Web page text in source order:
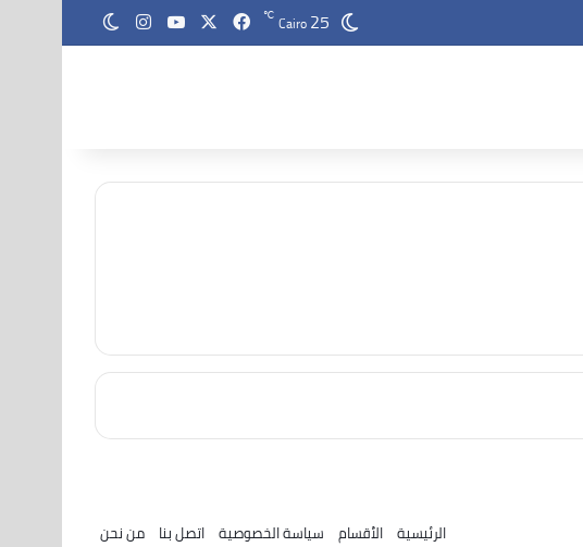
Cairo25
℃ فيسبوك ‫YouTubeانستقرام
الرئيسية الأقسام سياسة الخصوصية اتصل بنا من نحن